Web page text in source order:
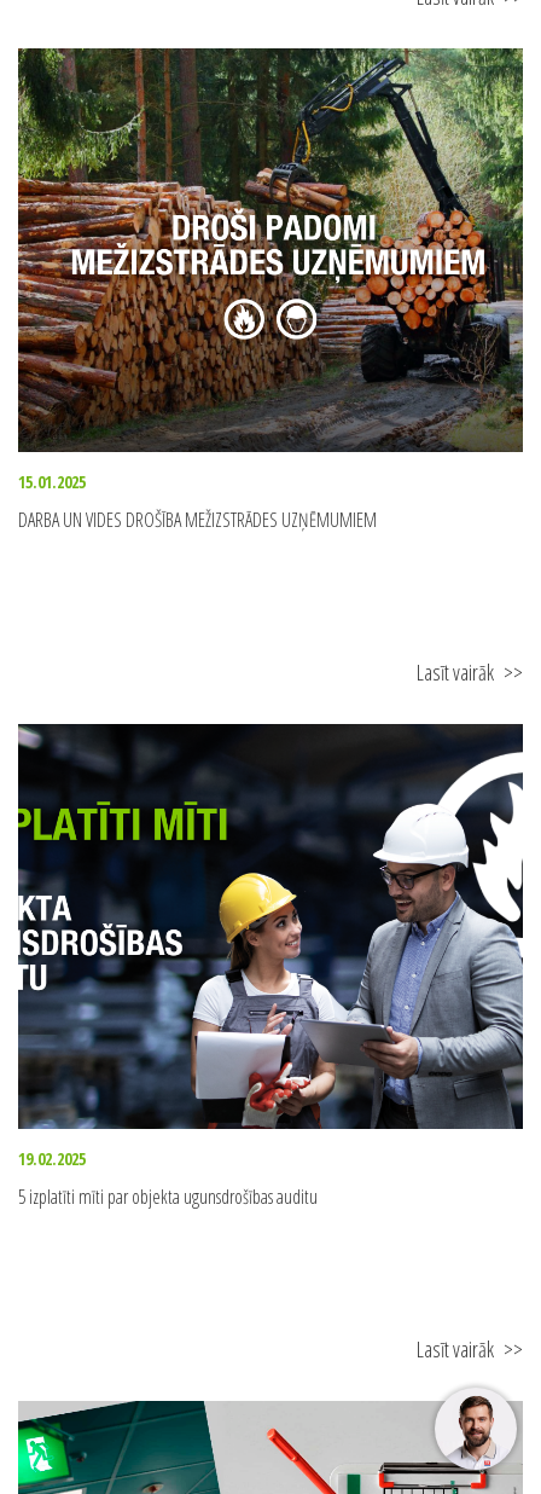
04.03.2025
Viedie risinājumi drošākai evakuācijai un ātrai ugunsgrēka atklāšanai
Lasīt vairāk >>
15.01.2025
DARBA UN VIDES DROŠĪBA MEŽIZSTRĀDES UZŅĒMUMIEM
Lasīt vairāk >>
19.02.2025
5 izplatīti mīti par objekta ugunsdrošības auditu